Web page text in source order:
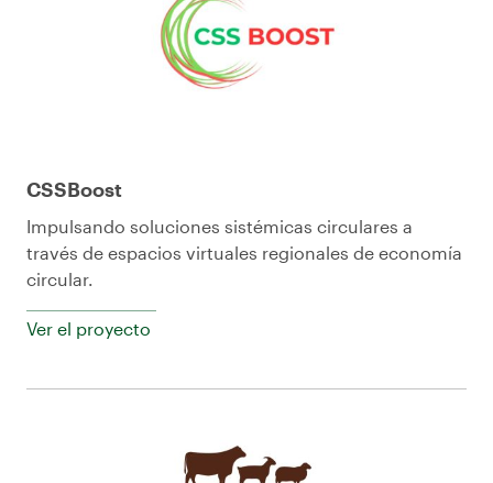
CSSBoost
Impulsando soluciones sistémicas circulares a
través de espacios virtuales regionales de economía
circular.
Ver el proyecto